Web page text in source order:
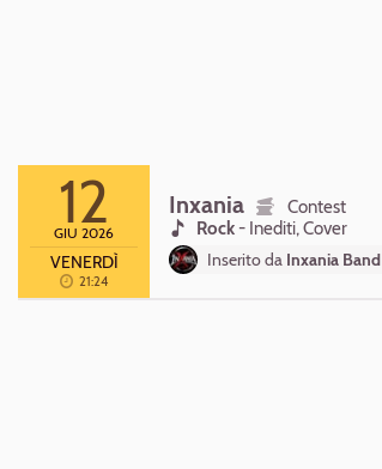
12
GIU 2026
VENERDÌ
21:24
Inxania
Contest
Rock- Inediti, Cover
Inserito da Inxania Band